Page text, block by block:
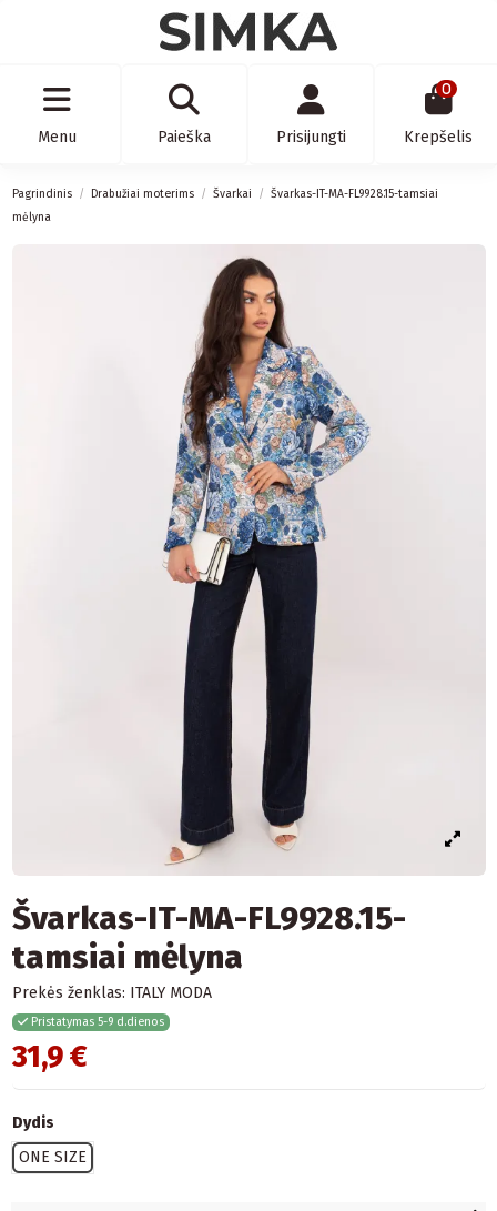
Menu Paieška Prisijungti
0
Krepšelis
Pagrindinis Drabužiai moterims Švarkai
Švarkas-IT-MA-FL9928.15-tamsiai
mėlyna
Švarkas-IT-MA-FL9928.15-
tamsiai mėlyna
Prekės ženklas: ITALY MODA
Pristatymas 5-9 d.dienos
31,9 €
Dydis
ONE SIZE